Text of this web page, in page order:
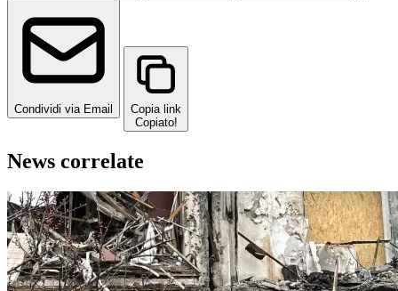
Condividi via Email
Copia link
Copiato!
News correlate